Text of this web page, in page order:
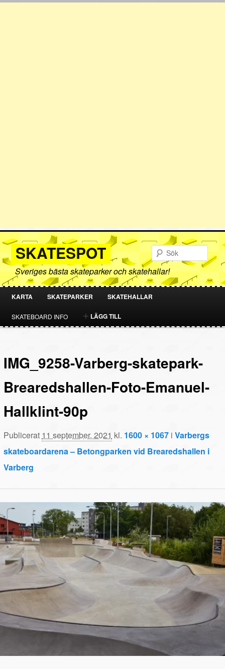
SKATESPOT
Sveriges bästa skateparker och skatehallar!
HOPPA
TILL
INNEHÅLL
HOPPA
TILL
INNEHÅLL
KARTA SKATEPARKER SKATEHALLAR
SKATEBOARD INFO LÄGG TILL
IMG_9258-Varberg-skatepark-
Brearedshallen-Foto-Emanuel-
Hallklint-90p
Publicerat 11 september, 2021 kl. 1600 × 1067 iVarbergs
skateboardarena – Betongparken vid Brearedshallen i
Varberg